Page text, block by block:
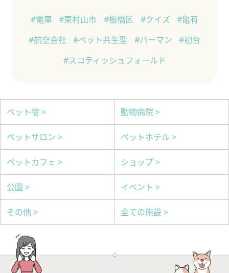
#電車 #東村山市 #板橋区 #クイズ
#亀有
#航空会社
#ペット共生型 #バーマン
#初台
#スコティッシュフォールド
ペット宿 > 動物病院 >
ペットサロン > ペットホテル >
ペットカフェ > ショップ >
公園 > イベント >
その他 > 全ての施設 >